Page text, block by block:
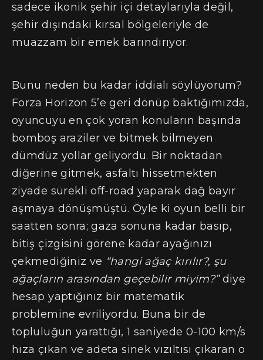
sadece ikonik şehir içi detaylarıyla değil,
şehir dışındaki kırsal bölgeleriyle de
muazzam bir emek barındırıyor.
Bunu neden bu kadar iddialı söylüyorum?
Forza Horizon 5’e geri dönüp baktığımızda,
oyuncuyu en çok yoran konuların başında
bomboş araziler ve bitmek bilmeyen
dümdüz yollar geliyordu. Bir noktadan
diğerine gitmek, asfaltı hissetmekten
ziyade sürekli off-road yaparak dağ bayır
aşmaya dönüşmüştü. Öyle ki oyun belli bir
saatten sonra; gaza sonuna kadar basıp,
bitiş çizgisini görene kadar ayağınızı
çekmediğiniz ve “hangi ağaç kırılır?, şu
ağaçların arasından geçebilir miyim?”diye
hesap yaptığınız bir matematik
problemine evriliyordu. Buna bir de
topluluğun yarattığı, 1 saniyede 0-100 km/s
hıza çıkan ve adeta sinek vızıltısı çıkaran o